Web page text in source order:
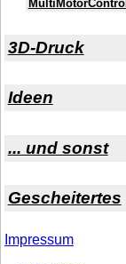
MultiMotorControl
3D-Druck
Ideen
... und sonst
Gescheitertes
Impressum